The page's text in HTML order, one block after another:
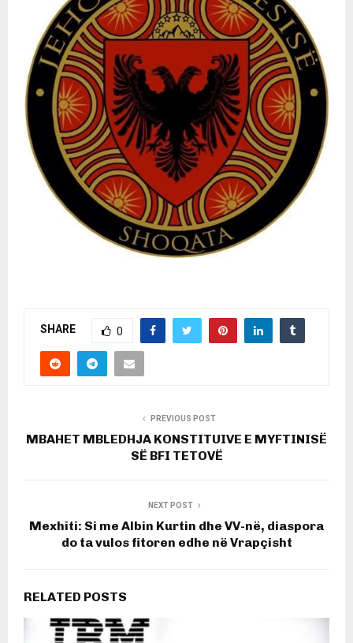
SHARE 0
PREVIOUS POST
MBAHET MBLEDHJA KONSTITUIVE E MYFTINISË
SË BFI TETOVË
NEXT POST
Mexhiti: Si me Albin Kurtin dhe VV-në, diaspora
do ta vulos fitoren edhe në Vrapçisht
RELATED POSTS